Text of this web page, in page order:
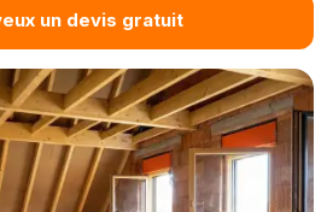
un devis gratuit